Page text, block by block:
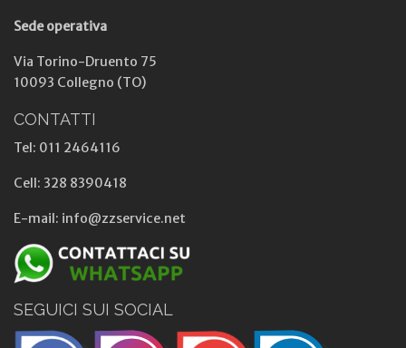
Sede operativa
Via Torino-Druento 75
10093 Collegno (TO)
CONTATTI
Tel: 011 2464116
Cell: 328 8390418
E-mail: info@zzservice.net
SEGUICI SUI SOCIAL